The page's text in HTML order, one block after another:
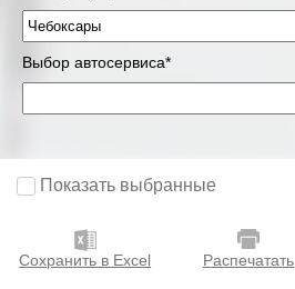
Выбор автосервиса*
Показать выбранные
Сохранить в Excel Распечатать